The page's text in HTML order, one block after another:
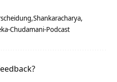
Shankaracharya
Chudamani-Podcast